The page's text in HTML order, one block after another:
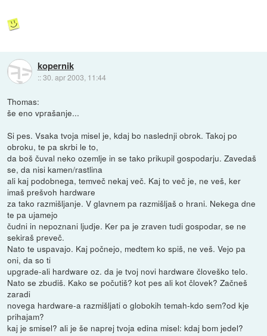
kopernik
::30. apr 2003, 11:44
Thomas:
še eno vprašanje...
Si pes. Vsaka tvoja misel je, kdaj bo naslednji obrok. Takoj po
obroku, te pa skrbi le to,
da boš čuval neko ozemlje in se tako prikupil gospodarju. Zavedaš
se, da nisi kamen/rastlina
ali kaj podobnega, temveč nekaj več. Kaj to več je, ne veš, ker
imaš prešvoh hardware
za tako razmišljanje. V glavnem pa razmišljaš o hrani. Nekega dne
te pa ujamejo
čudni in nepoznani ljudje. Ker pa je zraven tudi gospodar, se ne
sekiraš preveč.
Nato te uspavajo. Kaj počnejo, medtem ko spiš, ne veš. Vejo pa
oni, da so ti
upgrade-ali hardware oz. da je tvoj novi hardware človeško telo.
Nato se zbudiš. Kako se počutiš? kot pes ali kot človek? Začneš
zaradi
novega hardware-a razmišljati o globokih temah-kdo sem?od kje
prihajam?
kaj je smisel? ali je še naprej tvoja edina misel: kdaj bom jedel?